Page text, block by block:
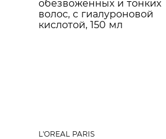
L'OREAL PARIS